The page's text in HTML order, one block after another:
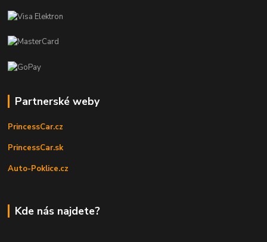
Partnerské weby
PrincessCar.cz
PrincessCar.sk
Auto-Poklice.cz
Kde nás najdete?